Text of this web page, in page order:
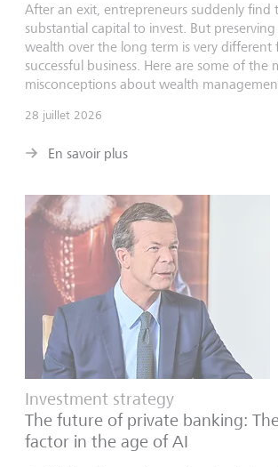
After an exit, entrepreneurs suddenly find
substantial capital to invest. But
wealth over the long term is very different
successful business. Here are some of the
misconceptions about wealth
28 juillet 2026
En savoir plus
Investment strategy
The future of private banking:
factor in the age of AI